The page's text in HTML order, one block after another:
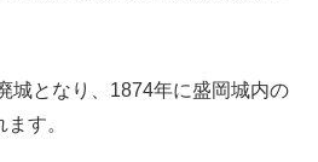
城となり、1874年に盛岡城内の
す。